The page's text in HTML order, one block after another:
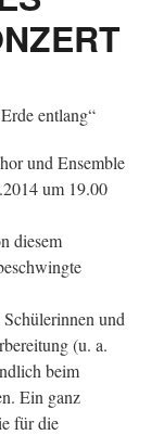
entlang“
und Ensemble
um 19.00
diesem
und
(u. a.
beim
Ein ganz
für die